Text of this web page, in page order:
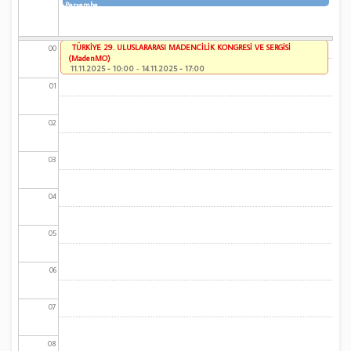
Perşembe
00
01
02
03
04
05
06
07
08
TÜRKİYE 29. ULUSLARARASI MADENCİLİK KONGRESİ VE SERGİSİ
(MadenMO)
11.11.2025 - 10:00 -14.11.2025 - 17:00